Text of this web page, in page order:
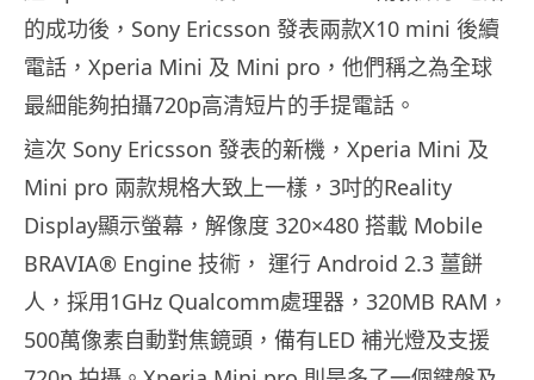
的成功後，Sony Ericsson 發表兩款X10 mini 後續
電話，Xperia Mini 及 Mini pro，他們稱之為全球
最細能夠拍攝720p高清短片的手提電話。
這次 Sony Ericsson 發表的新機，Xperia Mini 及
Mini pro 兩款規格大致上一樣，3吋的Reality
Display顯示螢幕，解像度 320×480 搭載 Mobile
BRAVIA® Engine 技術， 運行 Android 2.3 薑餅
人，採用1GHz Qualcomm處理器，320MB RAM，
500萬像素自動對焦鏡頭，備有LED 補光燈及支援